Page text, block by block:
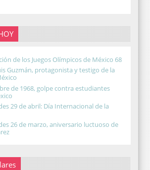
de los Juegos Olímpicos de México 68
Guzmán, protagonista y testigo de la
de 1968, golpe contra estudiantes
29 de abril: Día Internacional de la
26 de marzo, aniversario luctuoso de